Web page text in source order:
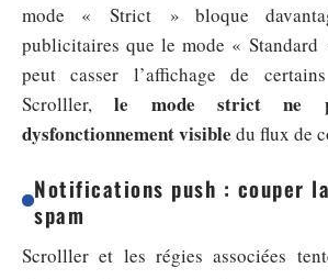
mode « Strict » bloque
publicitaires que le mode « Standard
peut casser l’affichage de
Scrolller,le mode strict ne
dysfonctionnement visible du flux de
Notifications push : couper
spam
Scrolller et les régies associées